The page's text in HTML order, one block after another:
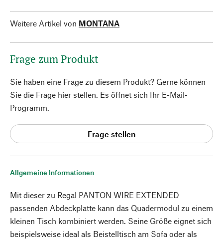
Allgemeine Informationen
Mit dieser zu Regal PANTON WIRE EXTENDED
passenden Abdeckplatte kann das Quadermodul zu einem
kleinen Tisch kombiniert werden. Seine Größe eignet sich
beispielsweise ideal als Beistelltisch am Sofa oder als
Weitere Artikel von MONTANA
Frage zum Produkt
Sie haben eine Frage zu diesem Produkt? Gerne können
Sie die Frage hier stellen. Es öffnet sich Ihr E-Mail-
Programm.
Frage stellen